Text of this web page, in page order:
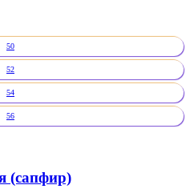
50
52
54
56
(сапфир)